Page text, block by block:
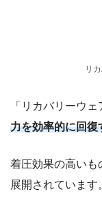
リ
「リカバリーウェ
力を効率的に回復
着圧効果の高いも
展開されています